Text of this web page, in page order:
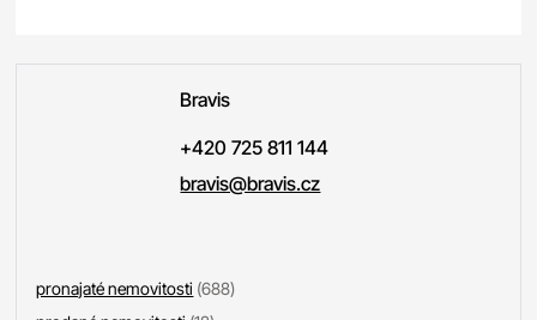
Bravis
+420 725 811 144
bravis@bravis.cz
pronajaté nemovitosti (688)